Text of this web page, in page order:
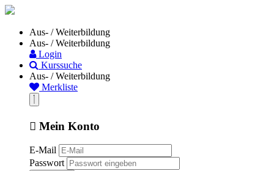
Aus- / Weiterbildung
Aus- / Weiterbildung
Login
Kurssuche
Aus- / Weiterbildung
Merkliste
Mein Konto
E-Mail
Passwort